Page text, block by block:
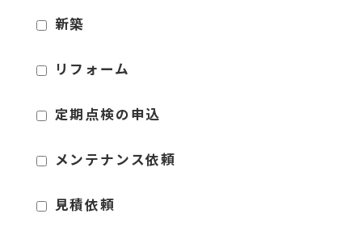
新築
リフォーム
定期点検の申込
メンテナンス依頼
見積依頼